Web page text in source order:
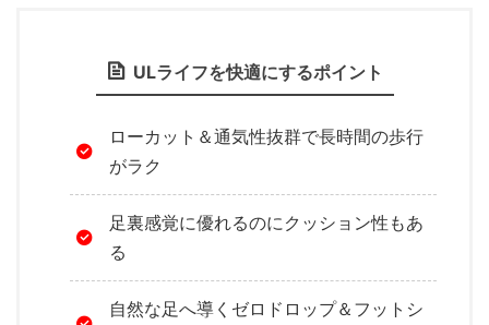
ULライフを快適にするポイント
ローカット＆通気性抜群で長時間の歩行
がラク
足裏感覚に優れるのにクッション性もあ
る
自然な足へ導くゼロドロップ＆フットシ